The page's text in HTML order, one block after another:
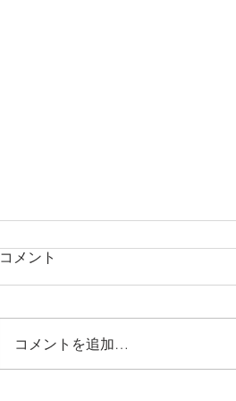
コメント
コメントを追加…